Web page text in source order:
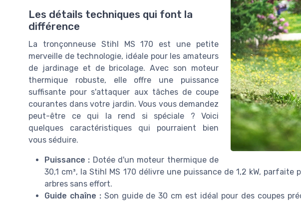
Les détails techniques qui font la
différence
La tronçonneuse Stihl MS 170 est une petite
merveille de technologie, idéale pour les amateurs
de jardinage et de bricolage. Avec son moteur
thermique robuste, elle offre une puissance
suffisante pour s'attaquer aux tâches de coupe
courantes dans votre jardin. Vous vous demandez
peut-être ce qui la rend si spéciale ? Voici
quelques caractéristiques qui pourraient bien
vous séduire.
Puissance : Dotée d'un moteur thermique de
30,1 cm³, la Stihl MS 170 délivre une puissance de 1,2 kW,
arbres sans effort.
Guide chaîne :Son guide de 30 cm est idéal pour des coupes